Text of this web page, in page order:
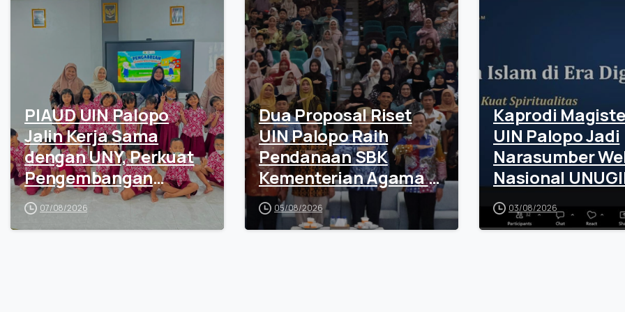
PIAUD UIN Palopo
Jalin Kerja Sama
dengan UNY, Perkuat
Pengembangan
Laboratorium PAUD
dan Pengabdian
07/08/2026
Dua Proposal Riset
UIN Palopo Raih
Pendanaan SBK
Kementerian Agama RI
Senilai Rp100 Juta
05/08/2026
Kaprodi
UIN Palopo Jadi
Narasumber
Nasional
Tekankan Sinergi
Teknologi dan
03/08/2026